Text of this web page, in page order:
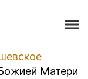
Матери